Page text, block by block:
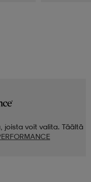
joista voit valita. Täältä